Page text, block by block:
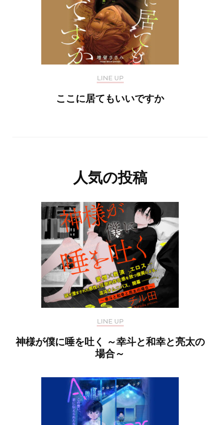
LINE UP
ここに居てもいいですか
人気の投稿
LINE UP
神様が僕に唾を吐く ～幸斗と和幸と亮太の
場合～